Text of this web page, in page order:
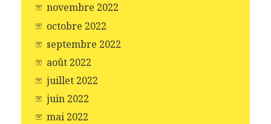
novembre 2022
octobre 2022
septembre 2022
août 2022
juillet 2022
juin 2022
mai 2022